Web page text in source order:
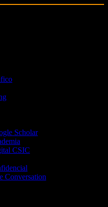
Scholar
CSIC
Conversation